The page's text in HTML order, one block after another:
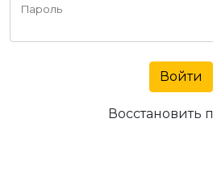
Пароль
Войти
Восстановить